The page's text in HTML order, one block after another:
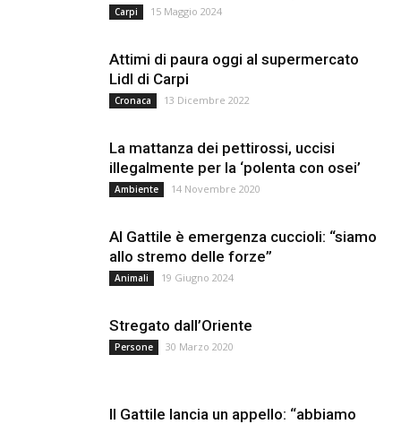
Carpi 15 Maggio 2024
Attimi di paura oggi al supermercato
Lidl di Carpi
Cronaca 13 Dicembre 2022
La mattanza dei pettirossi, uccisi
illegalmente per la ‘polenta con osei’
Ambiente 14 Novembre 2020
Al Gattile è emergenza cuccioli: “siamo
allo stremo delle forze”
Animali 19 Giugno 2024
Stregato dall’Oriente
Persone 30 Marzo 2020
Il Gattile lancia un appello: “abbiamo